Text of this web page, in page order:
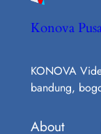
Konova
KONOVA
bandung,
About